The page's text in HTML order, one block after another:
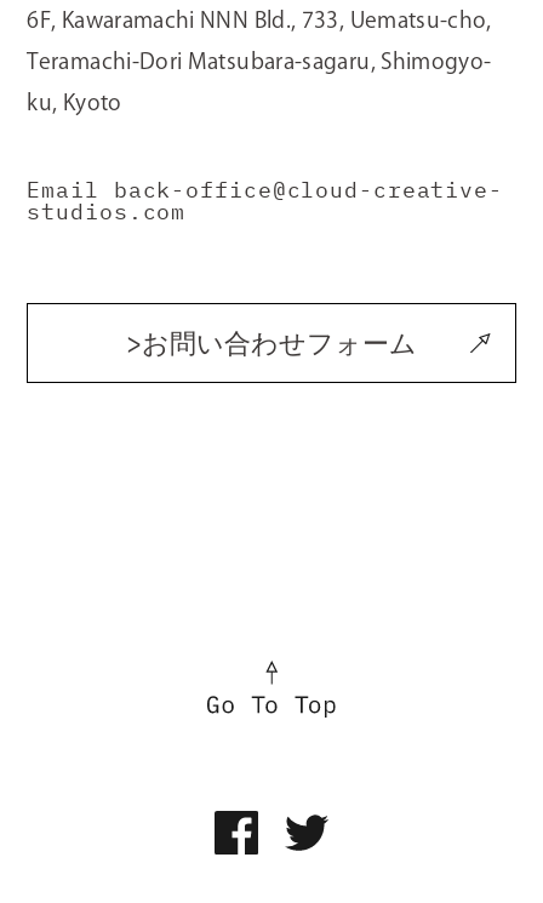
6F, Kawaramachi NNN Bld., 733, Uematsu-cho,
Teramachi-Dori Matsubara-sagaru, Shimogyo-
ku, Kyoto
Email back-office@cloud-creative-
studios.com
>お問い合わせフォーム